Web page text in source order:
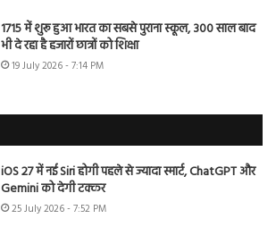
1715 में शुरू हुआ भारत का सबसे पुराना स्कूल, 300 साल बाद
भी दे रहा है हजारों छात्रों को शिक्षा
19 July 2026 - 7:14 PM
iOS 27 में नई Siri होगी पहले से ज्यादा स्मार्ट, ChatGPT और
Gemini को देगी टक्कर
25 July 2026 - 7:52 PM